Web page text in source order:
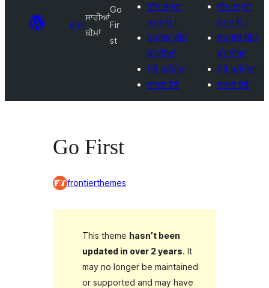
ਥੀਮਾਂ
ਸਾਰੀਆਂ
ਥੀਮਾਂ
Go
Fir
st
ਥੀਮ ਜਮ੍ਹਾ
ਕਰਵਾਓ।
ਵਪਾਰਕ ਥੀਮ
ਕੰਪਨੀਆਂ
ਮੇਰੇ ਪਸੰਦੀਦਾ
ਦਾਖਲ ਹੋਵੋ
ਥੀਮ ਜਮ੍ਹਾ
ਕਰਵਾਓ।
ਵਪਾਰਕ ਥੀਮ
ਕੰਪਨੀਆਂ
ਮੇਰੇ ਪਸੰਦੀਦਾ
ਦਾਖਲ ਹੋਵੋ
Go First
frontierthemes
This theme hasn’t been
updated in over 2 years. It
may no longer be maintained
or supported and may have